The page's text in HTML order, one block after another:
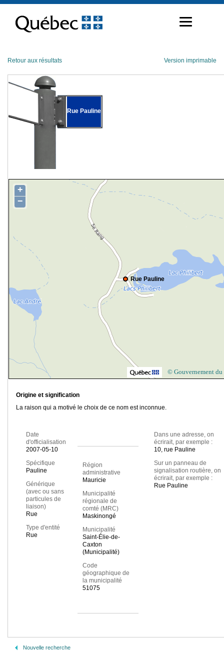
contenu
Retour aux résultats Version imprimable
Rue Pauline
Rue Pauline
+
−
© Gouvernement du
Origine et signification
La raison qui a motivé le choix de ce nom est inconnue.
Date
d'officialisation
2007-05-10
Spécifique
Pauline
Générique
(avec ou sans
particules de
liaison)
Rue
Type d'entité
Rue
Région
administrative
Mauricie
Municipalité
régionale de
comté (MRC)
Maskinongé
Municipalité
Saint-Élie-de-
Caxton
(Municipalité)
Code
géographique de
la municipalité
51075
Dans une adresse, on
écrirait, par exemple :
10, rue Pauline
Sur un panneau de
signalisation routière, on
écrirait, par exemple :
Rue Pauline
Nouvelle recherche